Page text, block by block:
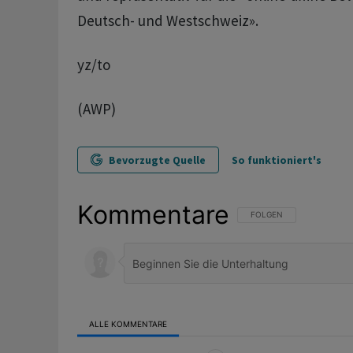
Deutsch- und Westschweiz».
yz/to
(AWP)
Bevorzugte Quelle So funktioniert's
Kommentare FOLGE DIESER
FOLGEN
ALLE KOMMENTARE